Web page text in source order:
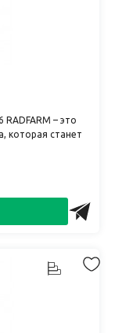
– это
которая станет